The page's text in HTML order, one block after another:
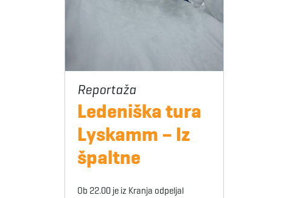
Ledeniška tura
Lyskamm – Iz
špaltne
Ob 22.00 je iz Kranja odpeljal